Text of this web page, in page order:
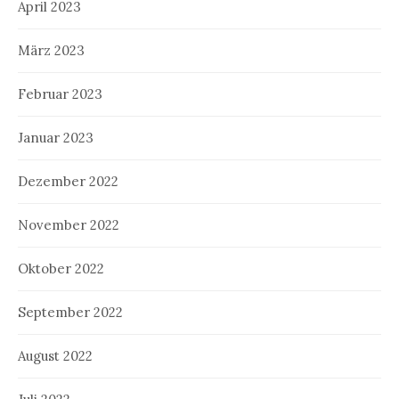
April 2023
März 2023
Februar 2023
Januar 2023
Dezember 2022
November 2022
Oktober 2022
September 2022
August 2022